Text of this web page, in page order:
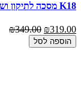
K18 מסכה לתיקון ושיקום מולקולרי של השיער - 50 מ"ל
₪319.00
₪349.00
הוספה לסל